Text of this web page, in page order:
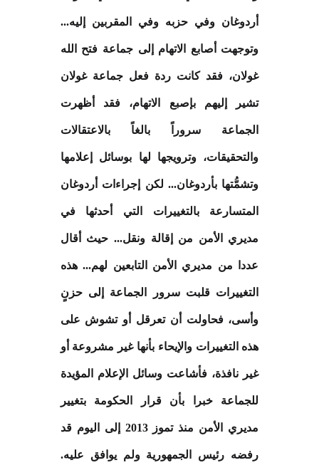
أردوغان وفي حزبه وفي المقربين إليه...
وتوجهت أصابع الاتهام إلى جماعة فتح الله
غولان، فقد كانت ردة فعل جماعة غولان
تشير إليهم بإصبع الاتهام، فقد أظهرت
الجماعة سروراً بالغاً بالاعتقالات
والتحقيقات، وترويجها لها بوسائل إعلامها
وتشمُّتها بأردوغان... لكن إجراءات أردوغان
المتسارعة بالتغييرات التي أحدثها في
مديري الأمن من إقالة ونقل... حيث أقال
عددا من مديري الأمن التابعين لهم... هذه
التغييرات قلبت سرور الجماعة إلى حزنٍ
وأسى، فحاولت أن تعرقل أو تشوش على
هذه التغييرات والإيحاء بأنها غير مشروعة أو
غير نافذة، فأشاعت وسائل الإعلام المؤيدة
للجماعة خبرا بأن قرار الحكومة بتغيير
مديري الأمن منذ تموز 2013 إلى اليوم قد
رفضه رئيس الجمهورية ولم يوافق عليه.